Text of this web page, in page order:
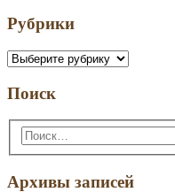
Рубрики
Рубрики
Поиск
Поиск:
Архивы записей